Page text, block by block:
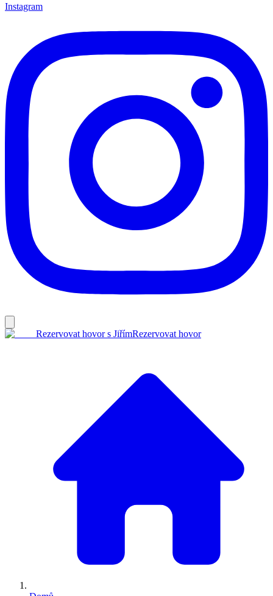
Instagram
Rezervovat hovor s JiřímRezervovat hovor